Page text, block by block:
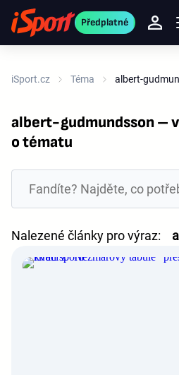
Předplatné
iSport.cz Téma albert-
albert-gudmundsson –
o tématu
Nalezené články pro výraz: